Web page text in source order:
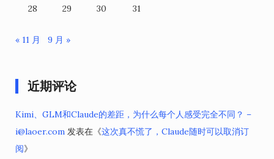
28 29 30 31
« 11 月 9 月 »
近期评论
Kimi、GLM和Claude的差距，为什么每个人感受完全不同？ –
i@laoer.com 发表在《这次真不慌了，Claude随时可以取消订
阅》